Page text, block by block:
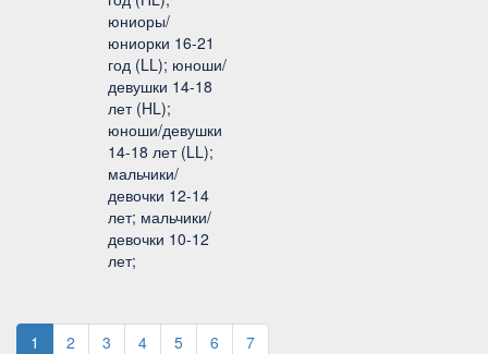
юниоры/
юниорки 16-21
год (LL); юноши/
девушки 14-18
лет (HL);
юноши/девушки
14-18 лет (LL);
мальчики/
девочки 12-14
лет; мальчики/
девочки 10-12
лет;
1 2 3 4 5 6 7